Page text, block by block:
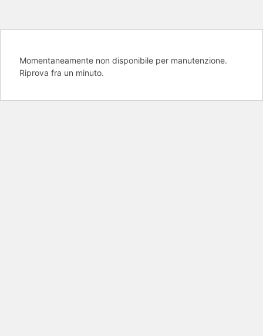
Momentaneamente non disponibile per manutenzione.
Riprova fra un minuto.